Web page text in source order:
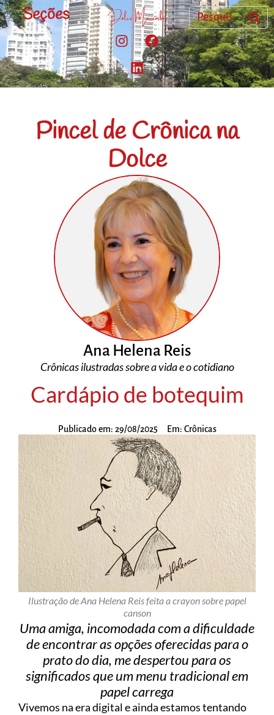
Seções
Pincel de Crônica na
Dolce
Ana Helena Reis
Crônicas ilustradas sobre a vida e o cotidiano
Cardápio de botequim
Publicado em: 29/08/2025 Em: Crônicas
Ilustração de Ana Helena Reis feita a crayon sobre papel
canson
Uma amiga, incomodada com a dificuldade
de encontrar as opções oferecidas para o
prato do dia, me despertou para os
significados que um menu tradicional em
papel carrega
Vivemos na era digital e ainda estamos tentando